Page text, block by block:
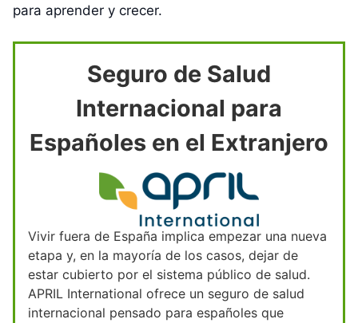
para aprender y crecer.
Seguro de Salud
Internacional para
Españoles en el Extranjero
Vivir fuera de España implica empezar una nueva
etapa y, en la mayoría de los casos, dejar de
estar cubierto por el sistema público de salud.
APRIL International ofrece un seguro de salud
internacional pensado para españoles que